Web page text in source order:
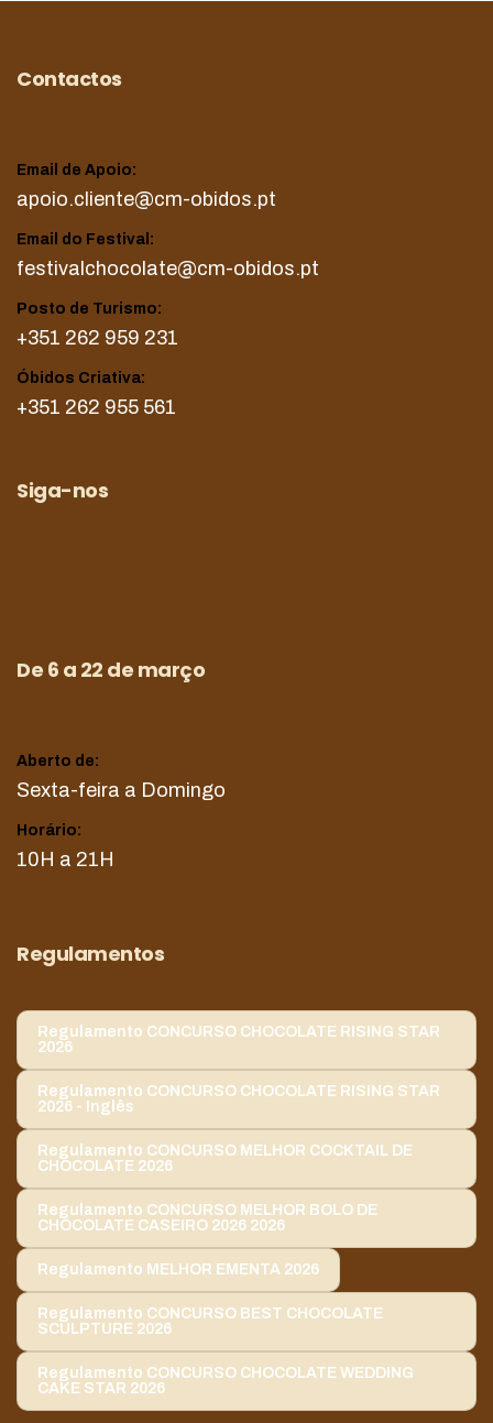
Contactos
Email de Apoio:
apoio.cliente@cm-obidos.pt
Email do Festival:
festivalchocolate@cm-obidos.pt
Posto de Turismo:
+351 262 959 231
Óbidos Criativa:
+351 262 955 561
Siga-nos
De 6 a 22 de março
Aberto de:
Sexta-feira a Domingo
Horário:
10H a 21H
Regulamentos
Regulamento CONCURSO CHOCOLATE RISING STAR
2026
Regulamento CONCURSO CHOCOLATE RISING STAR
2026 - Inglês
Regulamento CONCURSO MELHOR COCKTAIL DE
CHOCOLATE 2026
Regulamento CONCURSO MELHOR BOLO DE
CHOCOLATE CASEIRO 2026 2026
Regulamento MELHOR EMENTA 2026
Regulamento CONCURSO BEST CHOCOLATE
SCULPTURE 2026
Regulamento CONCURSO CHOCOLATE WEDDING
CAKE STAR 2026